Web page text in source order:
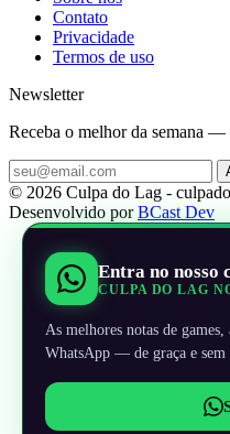
Contato
Privacidade
Termos de uso
Newsletter
Receba o melhor da semana —
© 2026 Culpa do Lag -
Desenvolvido porBCast Dev
Entra no nosso
CULPA DO LAG
As melhores notas de
WhatsApp — de graça e